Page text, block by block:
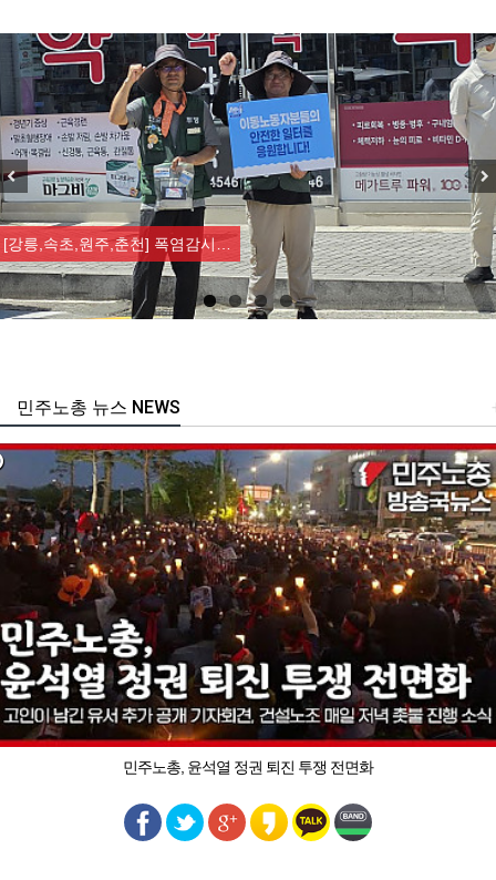
[강릉,속초,원주,춘천] 폭염감시…
주노총 뉴스 NEWS
민주노총, 윤석열 정권 퇴진 투쟁 전면화